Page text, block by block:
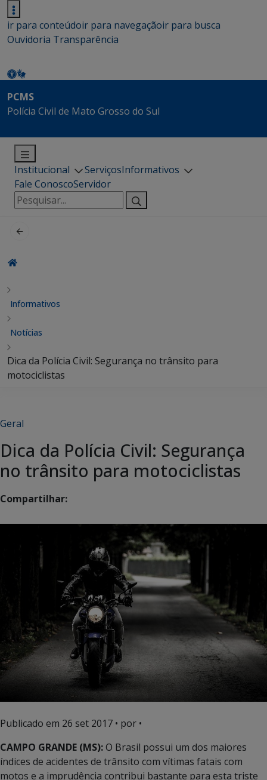
ir para conteúdoir para navegaçãoir para busca
Ouvidoria Transparência
PCMS
Polícia Civil de Mato Grosso do Sul
Institucional ServiçosInformativos
Fale ConoscoServidor
Pesquisar
por:
Informativos
Notícias
Dica da Polícia Civil: Segurança no trânsito para
motociclistas
Geral
Dica da Polícia Civil: Segurança
no trânsito para motociclistas
Compartilhar:
Publicado em 26 set 2017 • por •
CAMPO GRANDE (MS):O Brasil possui um dos maiores
índices de acidentes de trânsito com vítimas fatais com
motos e a imprudência contribui bastante para esta triste